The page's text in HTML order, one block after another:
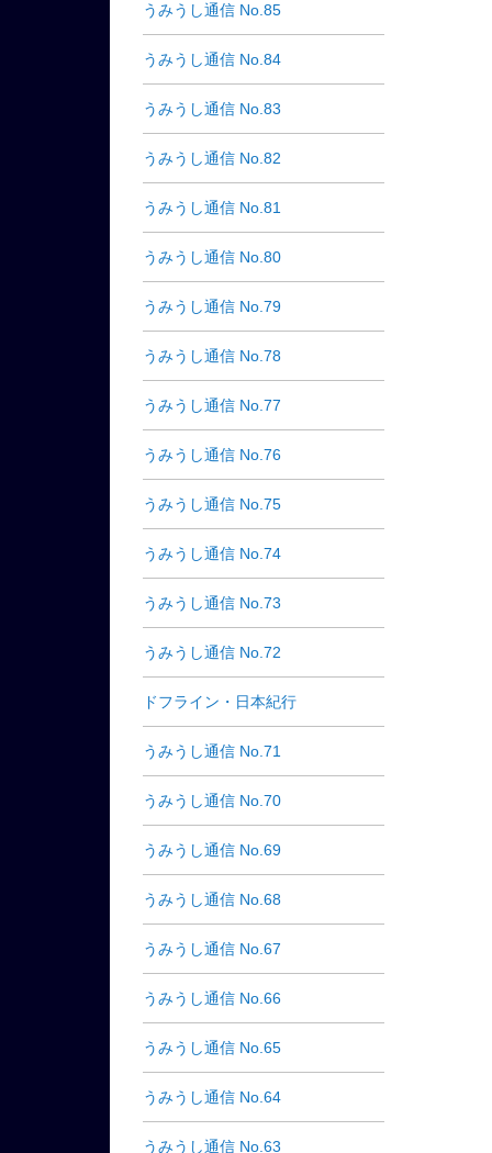
うみうし通信 No.85
うみうし通信 No.84
うみうし通信 No.83
うみうし通信 No.82
うみうし通信 No.81
うみうし通信 No.80
うみうし通信 No.79
うみうし通信 No.78
うみうし通信 No.77
うみうし通信 No.76
うみうし通信 No.75
うみうし通信 No.74
うみうし通信 No.73
うみうし通信 No.72
ドフライン・日本紀行
うみうし通信 No.71
うみうし通信 No.70
うみうし通信 No.69
うみうし通信 No.68
うみうし通信 No.67
うみうし通信 No.66
うみうし通信 No.65
うみうし通信 No.64
うみうし通信 No.63